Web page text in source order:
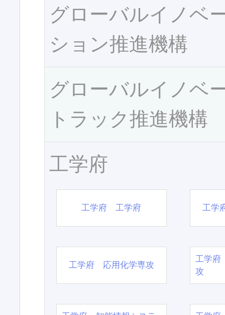
グローバルイノベ
ション推進機構
グローバルイノベ
トラック推進機構
工学府
工学府 工学府 工学
工学府 応用化学専攻
工学府
攻